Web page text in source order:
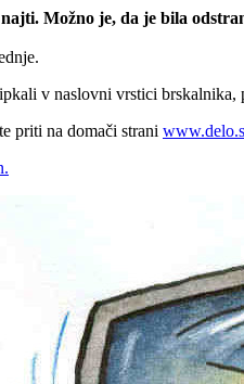
Možno je, da je bila
v naslovni vrstici brskalnika,
priti na domači strani